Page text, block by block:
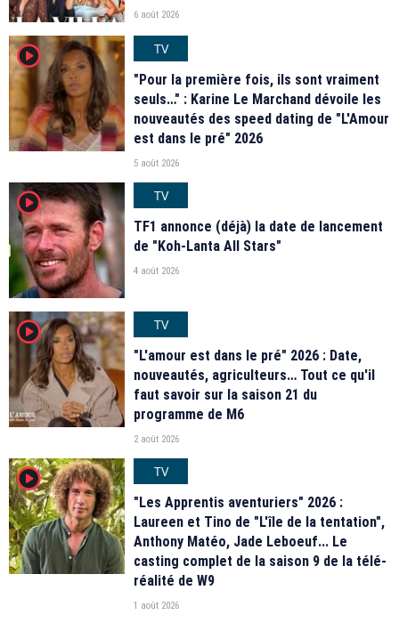
6 août 2026
player2
TV
"Pour la première fois, ils sont vraiment
seuls…" : Karine Le Marchand dévoile les
nouveautés des speed dating de "L'Amour
est dans le pré" 2026
5 août 2026
player2
TV
TF1 annonce (déjà) la date de lancement
de "Koh-Lanta All Stars"
4 août 2026
player2
TV
"L'amour est dans le pré" 2026 : Date,
nouveautés, agriculteurs… Tout ce qu'il
faut savoir sur la saison 21 du
programme de M6
2 août 2026
player2
TV
"Les Apprentis aventuriers" 2026 :
Laureen et Tino de "L'île de la tentation",
Anthony Matéo, Jade Leboeuf... Le
casting complet de la saison 9 de la télé-
réalité de W9
1 août 2026